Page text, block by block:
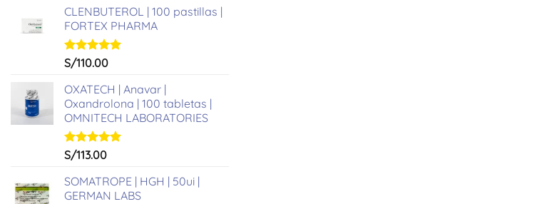
CLENBUTEROL | 100 pastillas |
FORTEX PHARMA
Valorado
de 5
S/110.00
OXATECH | Anavar |
Oxandrolona | 100 tabletas |
OMNITECH LABORATORIES
Valorado
de 5
S/113.00
SOMATROPE | HGH | 50ui |
GERMAN LABS